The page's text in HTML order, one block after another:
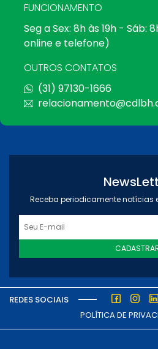
FUNCIONAMENTO
Seg a Sex: 8h às 19h - Sáb:
online e telefone)
OUTROS CONTATOS
(31) 97130-1666
Receba periodicamente notícias
REDES SOCIAIS
POLÍTICA DE